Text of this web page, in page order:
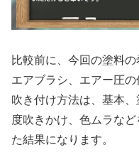
比較前に、今回の塗料
エアブラシ、エアー圧
吹き付け方法は、基本
度吹きかけ、色ムラな
た結果になります。